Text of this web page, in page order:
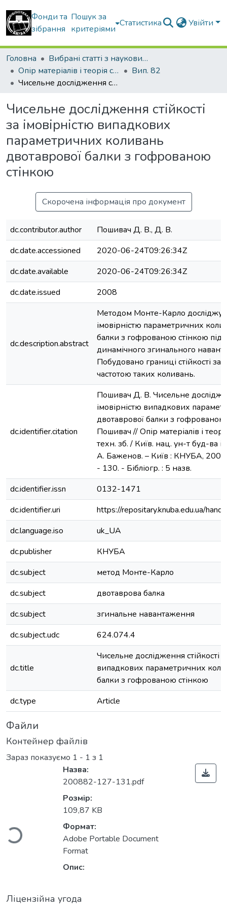
Фонди та
зібрання
Пошук за
критеріями
Статистика Увійти
Головна
Вибрані статті з наукових збірників КНУБА
Опір матеріалів і теорія споруд
Вип. 82
Чисельне дослідження стійкості за імовірністю випадкових параметричних коливань двотаврової балки з гофрованою стінкою
Чисельне дослідження стійкості
за імовірністю випадкових
параметричних коливань
двотаврової балки з гофрованою
стінкою
Скорочена інформація про документ
dc.contributor.author
Пошивач Д. В., Д. В.
dc.date.accessioned
2020-06-24T09:26:34Z
dc.date.available
2020-06-24T09:26:34Z
dc.date.issued
2008
dc.description.abstract
Методом Монте-Карло
імовірністю параметричних
балки з гофрованою стінкою під
динамічного згинального
Побудовано границі стійкості за
частотою таких коливань.
dc.identifier.citation
Пошивач Д. В. Чисельне
імовірністю випадкових
двотаврової балки з
Пошивач // Опір матеріалів і
техн. зб. / Київ. нац. ун-т буд-ва і
А. Баженов. – Київ : КНУБА,
- 130. - Бібліогр. : 5 назв.
dc.identifier.issn
0132-1471
dc.identifier.uri
https://repositary.knuba.edu.ua/
dc.language.iso
uk_UA
dc.publisher
КНУБА
dc.subject
метод Монте-Карло
dc.subject
двотаврова балка
dc.subject
згинальне навантаження
dc.subject.udc
624.074.4
dc.title
Чисельне дослідження стійкості
випадкових параметричних
балки з гофрованою стінкою
dc.type
Article
Файли
Контейнер файлів
Зараз показуємо 1 - 1 з 1
Вантажиться...
Назва:
200882-127-131.pdf
Розмір:
109,87 KB
Формат:
Adobe Portable Document
Format
Опис:
Ліцензійна угода